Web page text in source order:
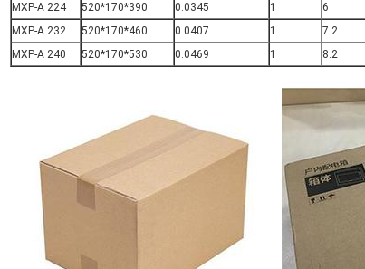
MXP-A 224
520*170*390 0.0345 1 6
MXP-A 232
520*170*460 0.0407 1 7.2
MXP-A 240
520*170*530 0.0469 1 8.2